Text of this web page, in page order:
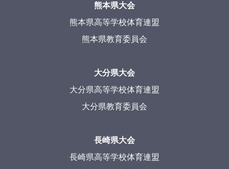
熊本県大会
熊本県高等学校体育連盟
熊本県教育委員会
大分県大会
大分県高等学校体育連盟
大分県教育委員会
長崎県大会
長崎県高等学校体育連盟